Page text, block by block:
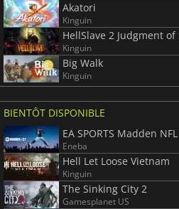
Akatori
Kinguin
HellSlave 2 Judgment
Kinguin
Big Walk
Kinguin
BIENTÔT DISPONIBLE
EA SPORTS Madden
Eneba
Hell Let Loose Vietnam
Kinguin
The Sinking City 2
Gamesplanet US